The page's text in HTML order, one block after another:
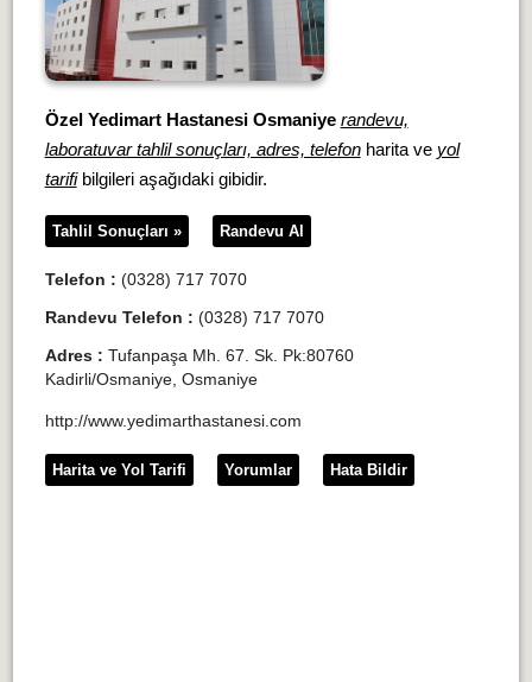
Özel Yedimart Hastanesi Osmaniye randevu,
laboratuvar tahlil sonuçları, adres, telefonharita ve yol
tarifibilgileri aşağıdaki gibidir.
Tahlil Sonuçları » Randevu Al
Telefon : (0328) 717 7070
Randevu Telefon : (0328) 717 7070
Adres : Tufanpaşa Mh. 67. Sk. Pk:80760
Kadirli/Osmaniye, Osmaniye
http://www.yedimarthastanesi.com
Harita ve Yol Tarifi Yorumlar Hata Bildir